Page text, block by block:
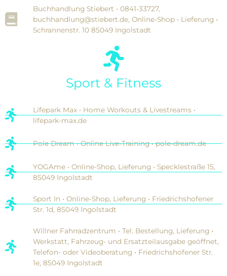
Buchhandlung Stiebert • 0841-33727,
buchhandlung@stiebert.de, Online-Shop • Lieferung •
Schrannenstr. 10 85049 Ingolstadt
Sport & Fitness
Lifepark Max • Home Workouts & Livestreams •
lifepark-max.de
Pole Dream • Online Live-Training • pole-dream.de
YOGAme • Online-Shop, Lieferung • Specklestraße 15,
85049 Ingolstadt
Sport In • Online-Shop, Lieferung • Friedrichshofener
Str. 1d, 85049 Ingolstadt
Willner Fahrradzentrum • Tel. Bestellung, Lieferung •
Werkstatt, Fahrzeug- und Ersatzteilausgabe geöffnet,
Telefon- oder Videoberatung • Friedrichshofener Str.
1e, 85049 Ingolstadt